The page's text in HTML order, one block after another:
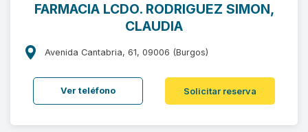
Buscar
Software para clínicas
Soporte
¿Eres un doctor?
FARMACIA LCDO. RODRIGUEZ SIMON,
CLAUDIA
Avenida Cantabria, 61, 09006 (Burgos)
Ver teléfono Solicitar reserva